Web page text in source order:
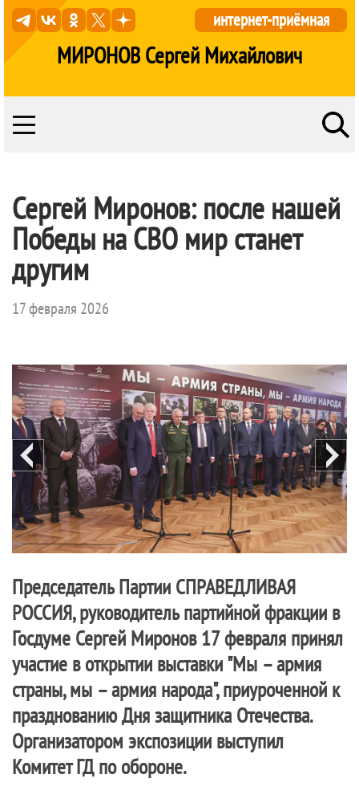
МИРОНОВ Сергей Михайлович
интернет-приёмная
Сергей Миронов: после нашей
Победы на СВО мир станет
другим
17 февраля 2026
Председатель Партии СПРАВЕДЛИВАЯ
РОССИЯ, руководитель партийной фракции в
Госдуме Сергей Миронов 17 февраля принял
участие в открытии выставки "Мы – армия
страны, мы – армия народа", приуроченной к
празднованию Дня защитника Отечества.
Организатором экспозиции выступил
Комитет ГД по обороне.